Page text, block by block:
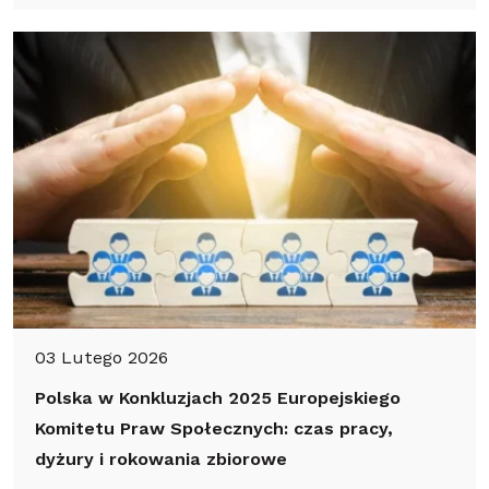
03 Lutego 2026
Polska w Konkluzjach 2025 Europejskiego
Komitetu Praw Społecznych: czas pracy,
dyżury i rokowania zbiorowe